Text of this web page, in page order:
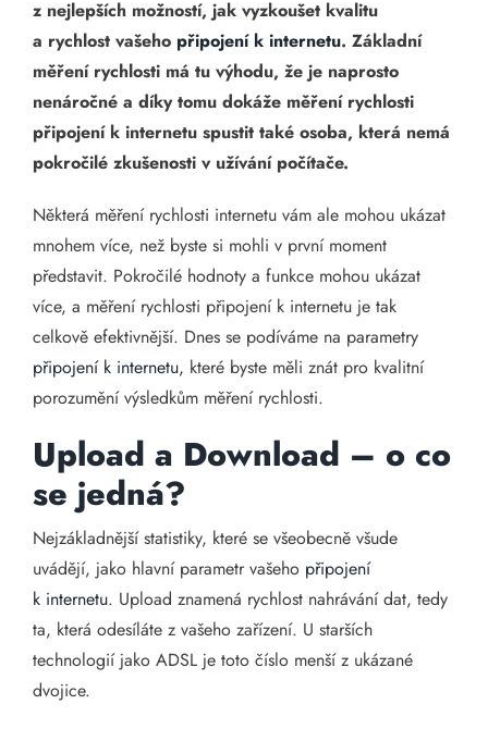
z nejlepších možností, jak vyzkoušet kvalitu
a rychlost vašeho připojení k internetu. Základní
měření rychlosti má tu výhodu, že je naprosto
nenáročné a díky tomu dokáže měření rychlosti
připojení k internetu spustit také osoba, která nemá
pokročilé zkušenosti v užívání počítače.
Některá měření rychlosti internetu vám ale mohou ukázat
mnohem více, než byste si mohli v první moment
představit. Pokročilé hodnoty a funkce mohou ukázat
více, a měření rychlosti připojení k internetu je tak
celkově efektivnější. Dnes se podíváme na parametry
připojení k internetu, které byste měli znát pro kvalitní
porozumění výsledkům měření rychlosti.
Upload a Download – o co
se jedná?
Nejzákladnější statistiky, které se všeobecně všude
uvádějí, jako hlavní parametr vašeho připojení
k internetu. Upload znamená rychlost nahrávání dat, tedy
ta, která odesíláte z vašeho zařízení. U starších
technologií jako ADSL je toto číslo menší z ukázané
dvojice.